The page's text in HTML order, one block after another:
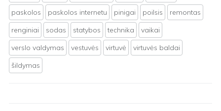
paskolos
paskolos internetu pinigai poilsis
remontas
renginiai
sodas statybos technika
vaikai
verslo valdymas
vestuvės virtuvė
virtuvės baldai
šildymas